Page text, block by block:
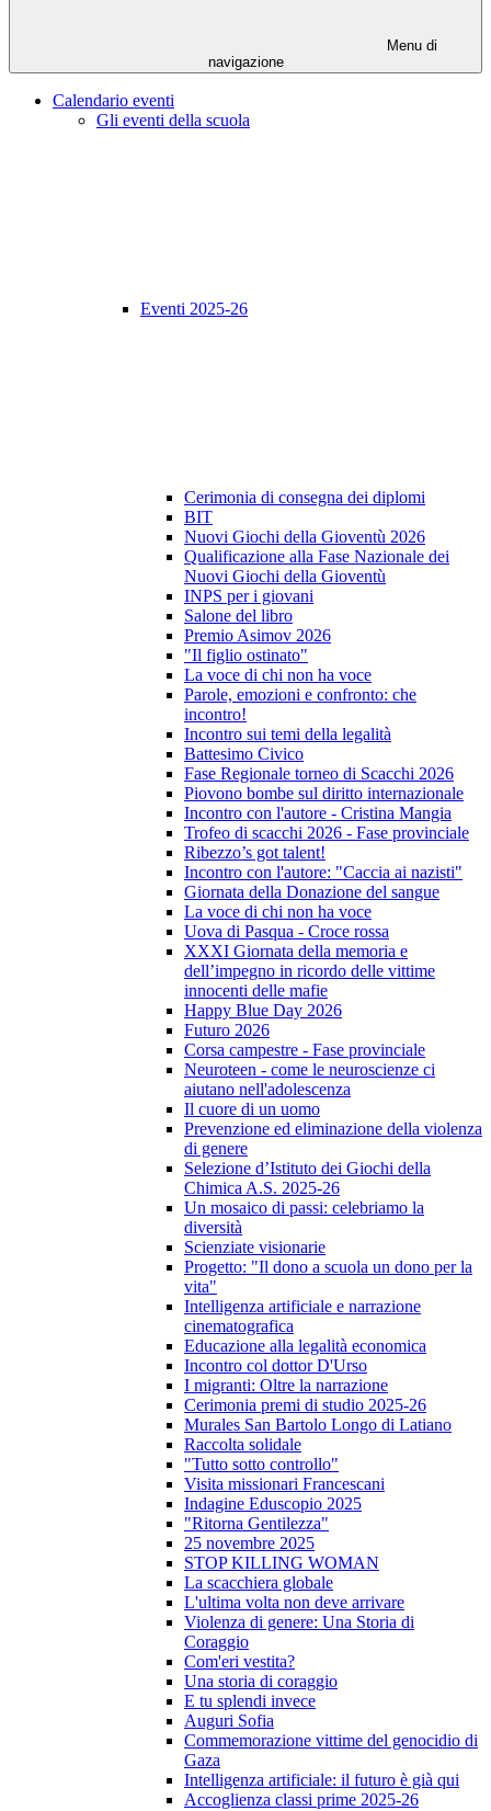
Menu di
navigazione
Calendario eventi
Gli eventi della scuola
Eventi 2025-26
Cerimonia di consegna dei diplomi
BIT
Nuovi Giochi della Gioventù 2026
Qualificazione alla Fase Nazionale dei
Nuovi Giochi della Gioventù
INPS per i giovani
Salone del libro
Premio Asimov 2026
"Il figlio ostinato"
La voce di chi non ha voce
Parole, emozioni e confronto: che
incontro!
Incontro sui temi della legalità
Battesimo Civico
Fase Regionale torneo di Scacchi 2026
Piovono bombe sul diritto internazionale
Incontro con l'autore - Cristina Mangia
Trofeo di scacchi 2026 - Fase provinciale
Ribezzo’s got talent!
Incontro con l'autore: "Caccia ai nazisti"
Giornata della Donazione del sangue
La voce di chi non ha voce
Uova di Pasqua - Croce rossa
XXXI Giornata della memoria e
dell’impegno in ricordo delle vittime
innocenti delle mafie
Happy Blue Day 2026
Futuro 2026
Corsa campestre - Fase provinciale
Neuroteen - come le neuroscienze ci
aiutano nell'adolescenza
Il cuore di un uomo
Prevenzione ed eliminazione della violenza
di genere
Selezione d’Istituto dei Giochi della
Chimica A.S. 2025-26
Un mosaico di passi: celebriamo la
diversità
Scienziate visionarie
Progetto: "Il dono a scuola un dono per la
vita"
Intelligenza artificiale e narrazione
cinematografica
Educazione alla legalità economica
Incontro col dottor D'Urso
I migranti: Oltre la narrazione
Cerimonia premi di studio 2025-26
Murales San Bartolo Longo di Latiano
Raccolta solidale
"Tutto sotto controllo"
Visita missionari Francescani
Indagine Eduscopio 2025
"Ritorna Gentilezza"
25 novembre 2025
STOP KILLING WOMAN
La scacchiera globale
L'ultima volta non deve arrivare
Violenza di genere: Una Storia di
Coraggio
Com'eri vestita?
Una storia di coraggio
E tu splendi invece
Auguri Sofia
Commemorazione vittime del genocidio di
Gaza
Intelligenza artificiale: il futuro è già qui
Accoglienza classi prime 2025-26